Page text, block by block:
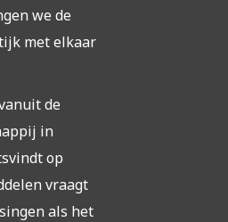
we de
met elkaar
de
in
op
vraagt
als het